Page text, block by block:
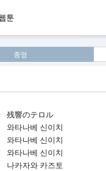
툰
종영
残響のテロル
와타나베 신이치
와타나베 신이치
와타나베 신이치
나카자와 카즈토